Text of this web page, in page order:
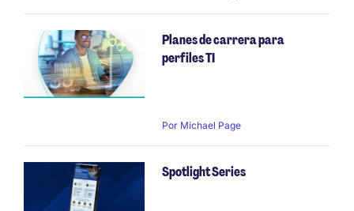
Planes de carrera para
perfiles TI
Por Michael Page
Spotlight Series